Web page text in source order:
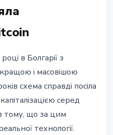
в Болгарії з
і масовішою
схема справді посіла
серед
тому, що за цим
технології.